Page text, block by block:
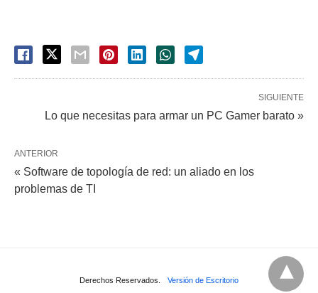
SIGUIENTE
Lo que necesitas para armar un PC Gamer barato »
ANTERIOR
« Software de topología de red: un aliado en los
problemas de TI
Derechos Reservados. Versión de Escritorio